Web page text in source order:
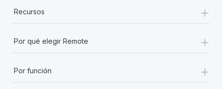
Recursos +
Por qué elegir Remote +
Por función +